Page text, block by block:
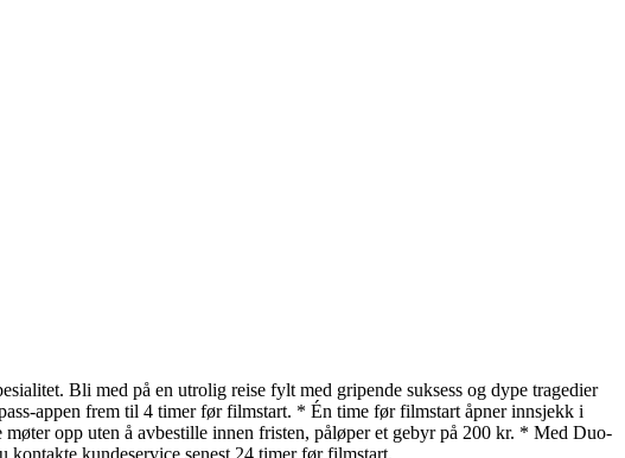
Bli med på en utrolig reise fylt med gripende suksess og dype tragedier
appen frem til 4 timer før filmstart. * Én time før filmstart åpner innsjekk i
opp uten å avbestille innen fristen, påløper et gebyr på 200 kr. * Med Duo-
kontakte kundeservice senest 24 timer før filmstart.